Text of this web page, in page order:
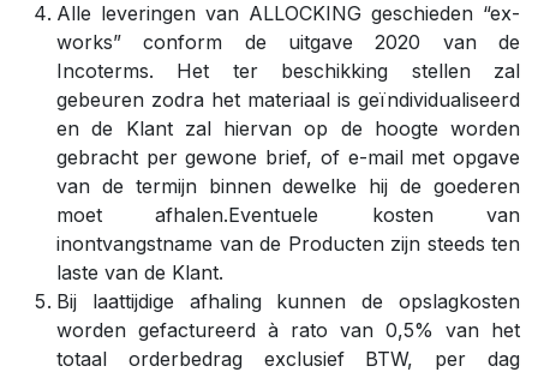
Alle leveringen van ALLOCKING geschieden “ex-
works” conform de uitgave 2020 van de
Incoterms. Het ter beschikking stellen zal
gebeuren zodra het materiaal is geïndividualiseerd
en de Klant zal hiervan op de hoogte worden
gebracht per gewone brief, of e-mail met opgave
van de termijn binnen dewelke hij de goederen
moet afhalen.Eventuele kosten van
inontvangstname van de Producten zijn steeds ten
laste van de Klant.
Bij laattijdige afhaling kunnen de opslagkosten
worden gefactureerd à rato van 0,5% van het
totaal orderbedrag exclusief BTW, per dag